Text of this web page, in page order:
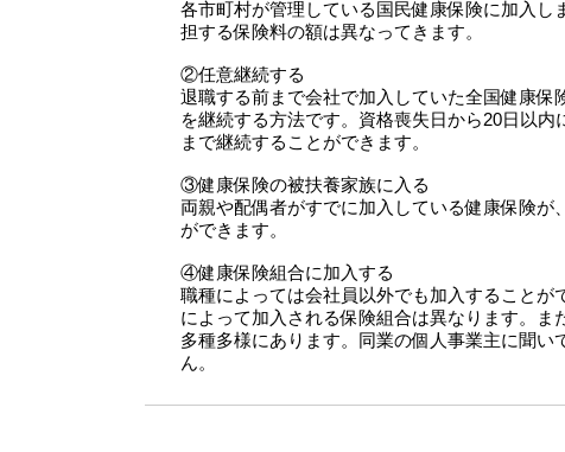
各市町村が管理している国民健康保険に加入し
担する保険料の額は異なってきます。
②任意継続する
退職する前まで会社で加入していた全国健康保
を継続する方法です。資格喪失日から20日以内
まで継続することができます。
③健康保険の被扶養家族に入る
両親や配偶者がすでに加入している健康保険
ができます。
④健康保険組合に加入する
職種によっては会社員以外でも加入すること
によって加入される保険組合は異なります。
多種多様にあります。同業の個人事業主に聞
ん。